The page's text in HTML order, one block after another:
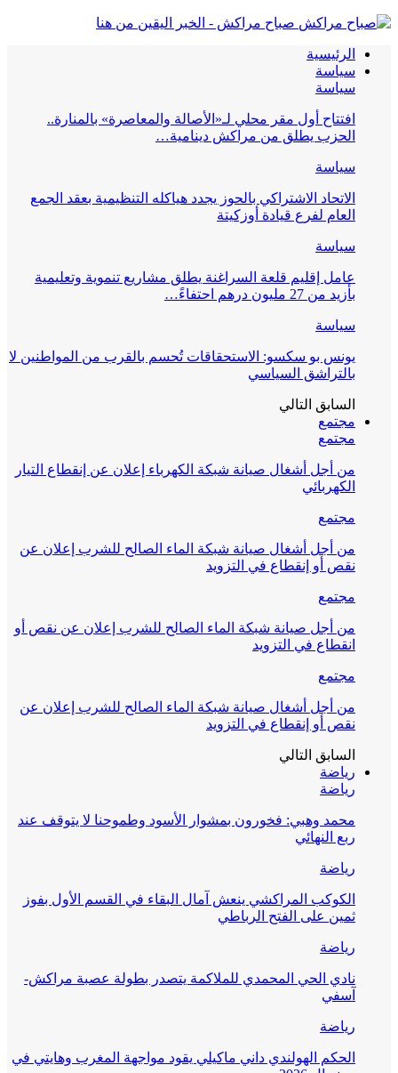
صباح مراكش - الخبر اليقين من هنا
الرئيسية
سياسة
سياسة
افتتاح أول مقر محلي لـ«الأصالة والمعاصرة» بالمنارة..
الحزب يطلق من مراكش دينامية…
سياسة
الاتحاد الاشتراكي بالحوز يجدد هياكله التنظيمية بعقد الجمع
العام لفرع قيادة أوزكيتة
سياسة
عامل إقليم قلعة السراغنة يطلق مشاريع تنموية وتعليمية
بأزيد من 27 مليون درهم احتفاءً…
سياسة
يونس بو سكسو: الاستحقاقات تُحسم بالقرب من المواطنين لا
بالتراشق السياسي
السابق التالي
مجتمع
مجتمع
من أجل أشغال صيانة شبكة الكهرباء إعلان عن إنقطاع التيار
الكهربائي
مجتمع
من أجل أشغال صيانة شبكة الماء الصالح للشرب إعلان عن
نقص أو إنقطاع في التزويد
مجتمع
من أجل صيانة شبكة الماء الصالح للشرب إعلان عن نقص أو
انقطاع في التزويد
مجتمع
من أجل أشغال صيانة شبكة الماء الصالح للشرب إعلان عن
نقص أو إنقطاع في التزويد
السابق التالي
رياضة
رياضة
محمد وهبي: فخورون بمشوار الأسود وطموحنا لا يتوقف عند
ربع النهائي
رياضة
الكوكب المراكشي ينعش آمال البقاء في القسم الأول بفوز
ثمين على الفتح الرباطي
رياضة
نادي الحي المحمدي للملاكمة يتصدر بطولة عصبة مراكش-
آسفي
رياضة
الحكم الهولندي داني ماكيلي يقود مواجهة المغرب وهايتي في